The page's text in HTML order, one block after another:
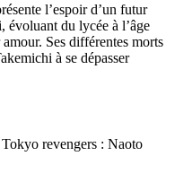
l’espoir d’un futur
évoluant du lycée à l’âge
Ses différentes morts
à se dépasser